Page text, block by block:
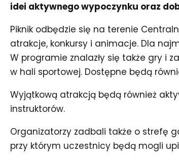
idei aktywnego wypoczynku oraz
Piknik odbędzie się na terenie
atrakcje, konkursy i animacje. Dla
W programie znalazły się także gry i
w hali sportowej. Dostępne będą
Wyjątkową atrakcją będą również
instruktorów.
Organizatorzy zadbali także o strefę
przy którym uczestnicy będą mogli